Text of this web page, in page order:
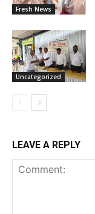
Fresh News
Uncategorized
LEAVE A REPLY